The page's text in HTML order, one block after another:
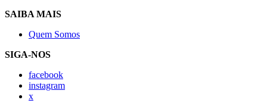
SAIBA MAIS
Quem Somos
SIGA-NOS
facebook
instagram
x